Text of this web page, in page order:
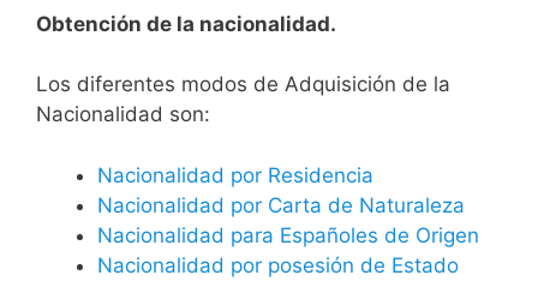
Obtención de la nacionalidad.
​​​Los diferentes modos de Adquisición de la
Nacionalidad son:
Nacionalidad por Residencia
Nacionalidad por Carta de Naturaleza
Nacionalidad para Españoles de Origen
Nacionalidad por posesión de Estado